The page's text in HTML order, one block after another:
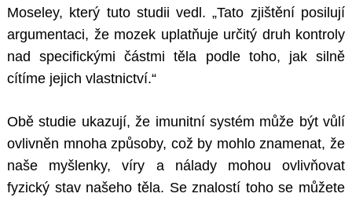
Moseley, který tuto studii vedl. „Tato zjištění posilují
argumentaci, že mozek uplatňuje určitý druh kontroly
nad specifickými částmi těla podle toho, jak silně
cítíme jejich vlastnictví.“
Obě studie ukazují, že imunitní systém může být vůlí
ovlivněn mnoha způsoby, což by mohlo znamenat, že
naše myšlenky, víry a nálady mohou ovlivňovat
fyzický stav našeho těla. Se znalostí toho se můžete